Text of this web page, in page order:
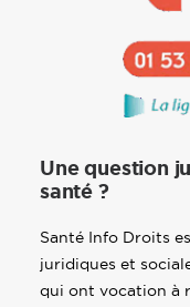
Une question
santé ?
Santé Info Droits
juridiques et
qui ont vocation à